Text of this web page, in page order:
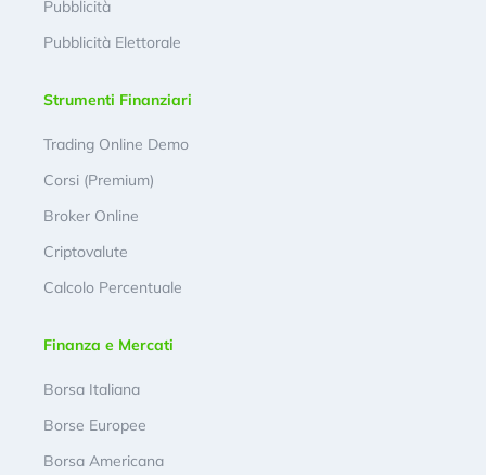
Pubblicità
Pubblicità Elettorale
Strumenti Finanziari
Trading Online Demo
Corsi (Premium)
Broker Online
Criptovalute
Calcolo Percentuale
Finanza e Mercati
Borsa Italiana
Borse Europee
Borsa Americana